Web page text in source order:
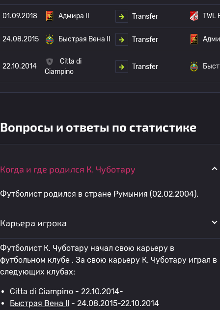
01.09.2018 Адмира II Transfer TWL
24.08.2015 Быстрая Вена II Transfer
22.10.2014
Citta di
Ciampino
Transfer
Вопросы и ответы по статистике
Когда и где родился К. Чуботару
Футболист родился в стране Румыния (02.02.2004).
Карьера игрока
Футболист К. Чуботару начал свою карьеру в
футбольном клубе . За свою карьеру К. Чуботару играл в
следующих клубах:
Citta di Ciampino - 22.10.2014-
Быстрая Вена II - 24.08.2015-22.10.2014